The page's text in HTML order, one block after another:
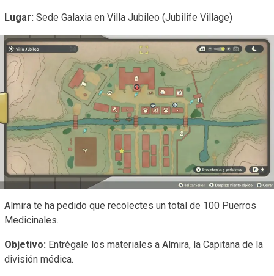
Lugar: Sede Galaxia en Villa Jubileo (Jubilife Village)
Almira te ha pedido que recolectes un total de 100 Puerros
Medicinales.
Objetivo: Entrégale los materiales a Almira, la Capitana de la
división médica.